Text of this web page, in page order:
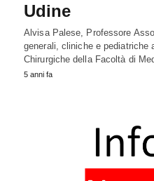
Udine
Alvisa Palese, Professore
generali, cliniche e pediatriche
Chirurgiche della Facoltà di
5 anni fa